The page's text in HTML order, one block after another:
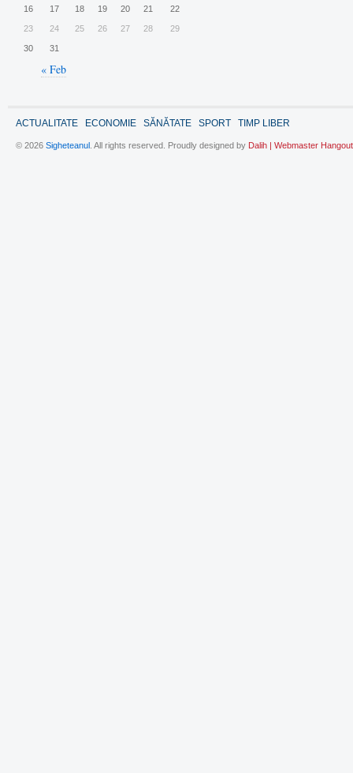
« Feb
16 17 18 19 20 21 22
23 24 25 26 27 28 29
30 31
ACTUALITATE ECONOMIE SĂNĂTATE SPORT TIMP LIBER
© 2026 Sigheteanul . All rights reserved. Proudly designed by Dalih | Webmaster